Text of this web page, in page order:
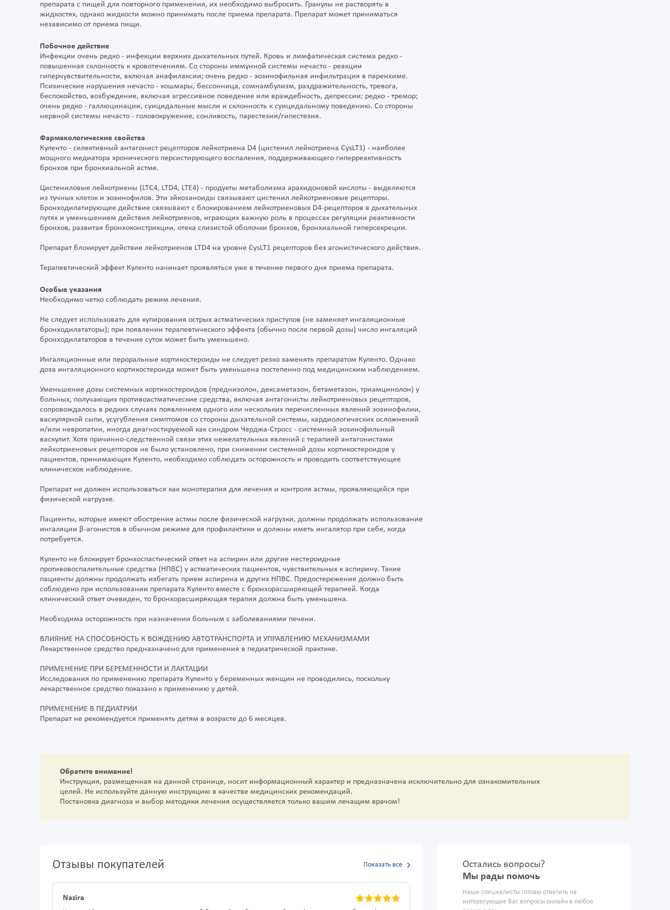
препарата с пищей для повторного применения, их необходимо выбросить. Гранулы не растворять в
жидкостях, однако жидкости можно принимать после приема препарата. Препарат может приниматься
независимо от приема пищи.
Побочное действие
Инфекции очень редко - инфекции верхних дыхательных путей. Кровь и лимфатическая система редко -
повышенная склонность к кровотечениям. Со стороны иммунной системы нечасто - реакции
гиперчувствительности, включая анафилаксии; очень редко - эозинофильная инфильтрация в паренхиме.
Психические нарушения нечасто - кошмары, бессонница, сомнамбулизм, раздражительность, тревога,
беспокойство, возбуждение, включая агрессивное поведение или враждебность, депрессии; редко - тремор;
очень редко - галлюцинации, суицидальные мысли и склонность к суицидальному поведению. Со стороны
нервной системы нечасто - головокружение, сонливость, парестезии/гипестезия.
Фармакологические свойства
Куленто - селективный антагонист рецепторов лейкотриена D4 (цистенил лейкотриена CysLT1) - наиболее
мощного медиатора хронического персистирующего воспаления, поддерживающего гиперреактивностъ
бронхов при бронхиальной астме.
Цистениловые лейкотриены (LTC4, LTD4, LTE4) - продукты метаболизма арахидоновой кислоты - выделяются
из тучных клеток и эозинофилов. Эти эйкозаноиды связывают цистенил лейкотриеновые рецепторы.
Бронходилатирующее действие связывают с блокированием лейкотриеновых D4-рецепторов в дыхательных
путях и уменьшением действия лейкотриенов, играющих важную роль в процессах регуляции реактивности
бронхов, развитая бронхоконстрикции, отека слизистой оболочки бронхов, бронхиальной гиперсекреции.
Препарат блокирует действие лейкотриенов LTD4 на уровне CysLT1 рецепторов без агонистического действия.
Терапевтический эффект Куленто начинает проявляться уже в течение первого дня приема препарата.
Особые указания
Необходимо четко соблюдать режим лечения.
Не следует использовать для купирования острых астматических приступов (не заменяет ингаляционные
бронходилататоры); при появлении терапевтического эффекта (обычно после первой дозы) число ингаляций
бронходилататоров в течение суток может быть уменьшено.
Ингаляционные или пероральные кортикостероиды не следует резко заменять препаратом Куленто. Однако
доза ингаляционного кортикостероида может быть уменьшена постепенно под медицинским наблюдением.
Уменьшение дозы системных кортикостероидов (преднизолон, дексаметазон, бетаметазон, триамцинолон) у
больных, получающих противоастматические средства, включая антагонисты лейкотриеновых рецепторов,
сопровождалось в редких случаях появлением одного или нескольких перечисленных явлений эозинофилии,
васкулярной сыпи, усугубления симптомов со стороны дыхательной системы, кардиологических осложнений
и/или невропатии, иногда диагностируемой как синдром Черджа-Стросс - системный эозинофильный
васкулит. Хотя причинно-следственной связи этих нежелательных явлений с терапией антагонистами
лейкотриеновых рецепторов не было установлено, при снижении системной дозы кортикостероидов у
пациентов, принимающих Куленто, необходимо соблюдать осторожность и проводить соответствующее
клиническое наблюдение.
Препарат не должен использоваться как монотерапия для лечения и контроля астмы, проявляющейся при
физической нагрузке.
Пациенты, которые имеют обострение астмы после физической нагрузки, должны продолжать использование
ингаляции β-агонистов в обычном режиме для профилактики и должны иметь ингалятор при себе, когда
потребуется.
Куленто не блокирует бронхоспастический ответ на аспирин или другие нестероидные
противовоспалительные средства (НПВС) у астматических пациентов, чувствительных к аспирину. Такие
пациенты должны продолжать избегать прием аспирина и других НПВС. Предостережение должно быть
соблюдено при использовании препарата Куленто вместе с бронхорасширяющей терапией. Когда
клинический ответ очевиден, то бронхорасширяющая терапия должна быть уменьшена.
Необходима осторожность при назначении больным с заболеваниями печени.
ВЛИЯНИЕ НА СПОСОБНОСТЬ К ВОЖДЕНИЮ АВТОТРАНСПОРТА И УПРАВЛЕНИЮ МЕХАНИЗМАМИ
Лекарственное средство предназначено для применения в педиатрической практике.
ПРИМЕНЕНИЕ ПРИ БЕРЕМЕННОСТИ И ЛАКТАЦИИ
Исследования по применению препарата Куленто у беременных женщин не проводились, поскольку
лекарственное средство показано к применению у детей.
ПРИМЕНЕНИЕ В ПЕДИАТРИИ
Препарат не рекомендуется применять детям в возрасте до 6 месяцев.
Обратите внимание!
Инструкция, размещенная на данной странице, носит информационный характер и предназначена исключительно для ознакомительных
целей. Не используйте данную инструкцию в качестве медицинских рекомендаций.
Постановка диагноза и выбор методики лечения осуществляется только вашим лечащим врачом!
Отзывы покупателей Показать все
Nazira
Остались вопросы?
Мы рады помочь
Наши специалисты готовы ответить на
интересующие Вас вопросы онлайн в любое